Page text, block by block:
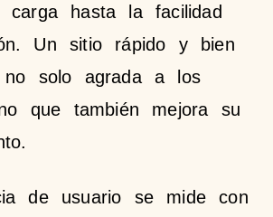
carga hasta la facilidad
Un sitio rápido y bien
no solo agrada a los
que también mejora su
de usuario se mide con